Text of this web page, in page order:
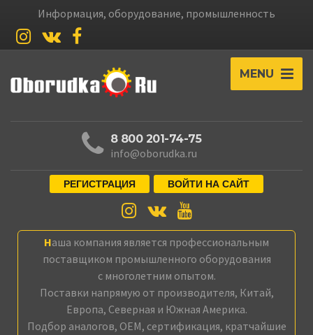
Информация, оборудование, промышленность
MENU
8 800 201-74-75
info@oborudka.ru
РЕГИСТРАЦИЯ ВОЙТИ НА САЙТ
Наша компания является профессиональным
поставщиком промышленного оборудования
с многолетним опытом.
Поставки напрямую от производителя, Китай,
Европа, Северная и Южная Америка.
Подбор аналогов, OEM, сертификация, кратчайшие